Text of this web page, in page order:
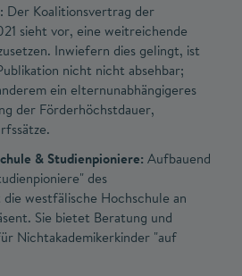
: Der Koalitionsvertrag der
sieht vor, eine weitreichende
Inwiefern dies gelingt, ist
nicht nicht absehbar;
ein elternunabhängigeres
der Förderhöchstdauer,
& Studienpioniere: Aufbauend
des
westfälische Hochschule an
Sie bietet Beratung und
Nichtakademikerkinder "auf